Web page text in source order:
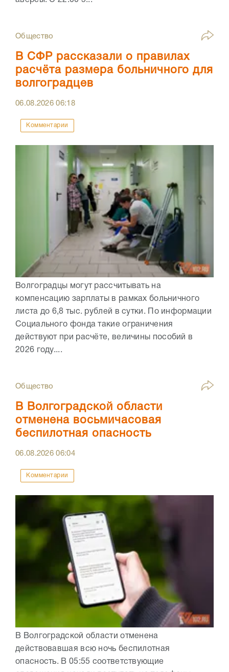
Общество
В СФР рассказали о правилах
расчёта размера больничного для
волгоградцев
06.08.202606:18
Комментарии
Волгоградцы могут рассчитывать на
компенсацию зарплаты в рамках больничного
листа до 6,8 тыс. рублей в сутки. По информации
Социального фонда такие ограничения
действуют при расчёте, величины пособий в
2026 году....
Общество
В Волгоградской области
отменена восьмичасовая
беспилотная опасность
06.08.202606:04
Комментарии
В Волгоградской области отменена
действовавшая всю ночь беспилотная
опасность. В 05:55 соответствующие